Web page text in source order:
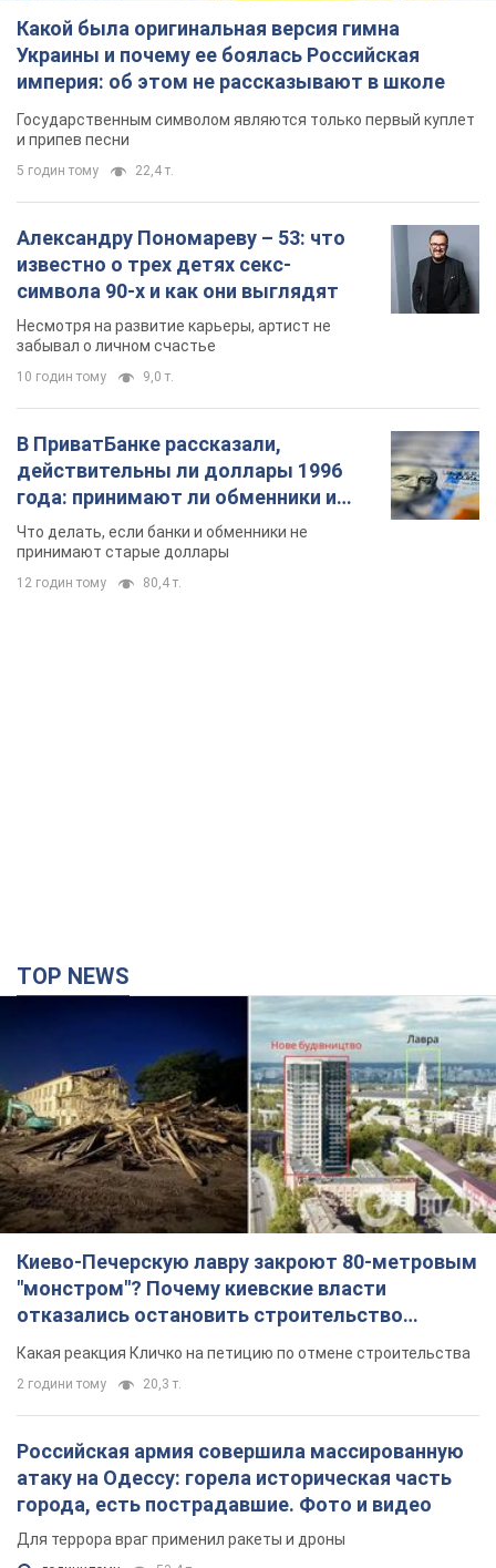
Александру Пономареву – 53: что
известно о трех детях секс-
символа 90-х и как они выглядят
забывал о личном счастье
действительны ли доллары 1996
года: принимают ли обменники и
банки такие купюры
принимают старые доллары
Киево-Печерскую лавру закроют 80-метровым
"монстром"? Почему киевские власти
отказались остановить строительство
небоскреба "московского верующего"
Какая реакция Кличко на петицию по отмене строительства
2 години тому 20,3 т.
Российская армия совершила массированную
атаку на Одессу: горела историческая часть
города, есть пострадавшие. Фото и видео
Для террора враг применил ракеты и дроны
годину тому 53,4 т.
МИД Болгарии вызвал украинского посла из-за
инцидента с дроном: что произошло
Беседа состоится 10 августа
2 години тому 3,6 т.